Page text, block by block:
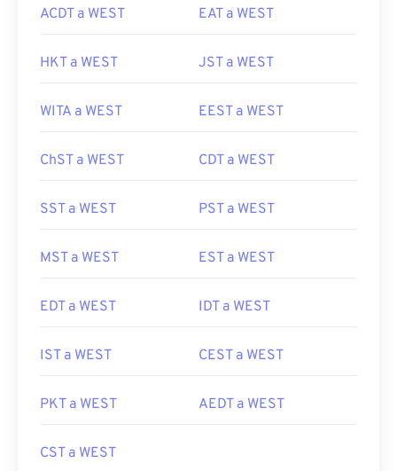
ACDT a WEST EAT a WEST
HKT a WEST JST a WEST
WITA a WEST EEST a WEST
ChST a WEST CDT a WEST
SST a WEST PST a WEST
MST a WEST EST a WEST
EDT a WEST IDT a WEST
IST a WEST CEST a WEST
PKT a WEST AEDT a WEST
CST a WEST